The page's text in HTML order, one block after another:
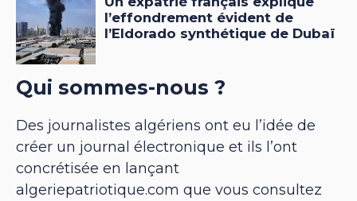
Qui sommes-nous ?
Des journalistes algériens ont eu l’idée de
créer un journal électronique et ils l’ont
concrétisée en lançant
algeriepatriotique.com que vous consultez